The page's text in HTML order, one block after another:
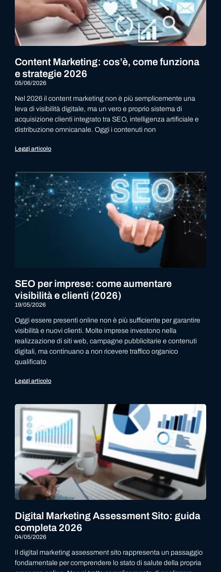
Content Marketing: cos’è, come funziona
e strategie 2026
05/06/2026
Nel 2026 il content marketing non è più semplicemente una
leva di visibilità digitale, ma un vero e proprio sistema di
acquisizione clienti integrato tra SEO, intelligenza artificiale e
distribuzione omnicanale. Oggi i contenuti non
Leggi articolo
SEO per imprese: come aumentare
visibilità e clienti (2026)
19/05/2026
Oggi essere presenti online non è più sufficiente per garantire
visibilità e nuovi clienti. Molte imprese investono nella
realizzazione di siti web, campagne pubblicitarie e contenuti
digitali, ma continuano a non ricevere traffico organico
qualificato
Leggi articolo
Digital Marketing Assessment Sito: guida
completa 2026
04/05/2026
Il digital marketing assessment sito rappresenta un passaggio
fondamentale per comprendere lo stato di salute della propria